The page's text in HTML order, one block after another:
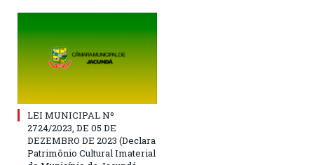
LEI MUNICIPAL Nº
2724/2023, DE 05 DE
DEZEMBRO DE 2023 (Declara
Patrimônio Cultural Imaterial